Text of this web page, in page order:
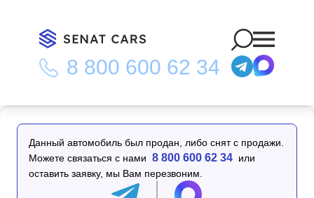
8 800 600 62 34
Главная Каталог/Mercedes-Benz E-Class E250 Exclusive
2WD
Данный автомобиль был продан, либо снят с продажи.
Можете связаться с нами 8 800 600 62 34 или
оставить заявку, мы Вам перезвоним.